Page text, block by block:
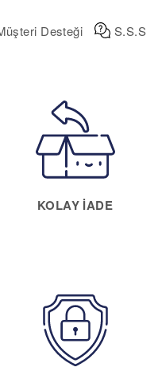
Desteği S.S.S
KOLAY IADE